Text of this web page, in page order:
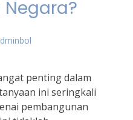
penting dalam
ini seringkali
pembangunan